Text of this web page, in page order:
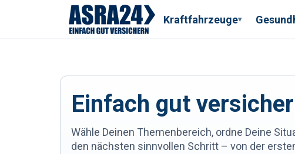
Kraftfahrzeuge▾
Einfach gut
Wähle Deinen Themenbereich, ordne Deine
den nächsten sinnvollen Schritt – von der